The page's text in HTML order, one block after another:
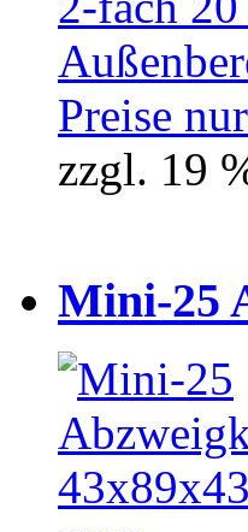
Preise
zzgl. 19
Mini-25